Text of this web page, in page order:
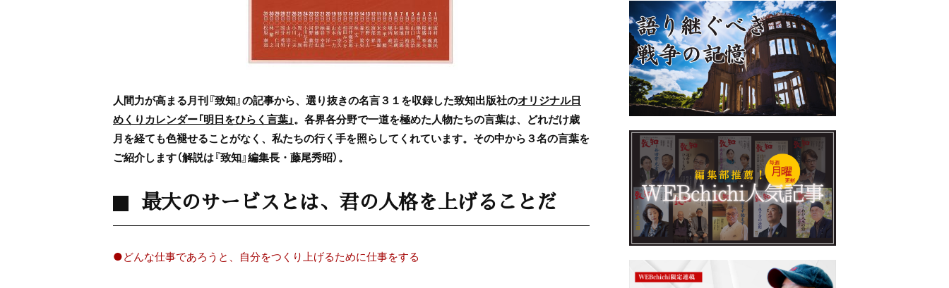
人間力が高まる月刊『致知』の記事から、選り抜きの名言３１を収録した致知出版社のオリジナル日
めくりカレンダー「明日をひらく言葉」。各界各分野で一道を極めた人物たちの言葉は、どれだけ歳
月を経ても色褪せることがなく、私たちの行く手を照らしてくれています。その中から３名の言葉を
ご紹介します（解説は『致知』編集長・藤尾秀昭）。
最大のサービスとは、君の人格を上げることだ
●どんな仕事であろうと、自分をつくり上げるために仕事をする